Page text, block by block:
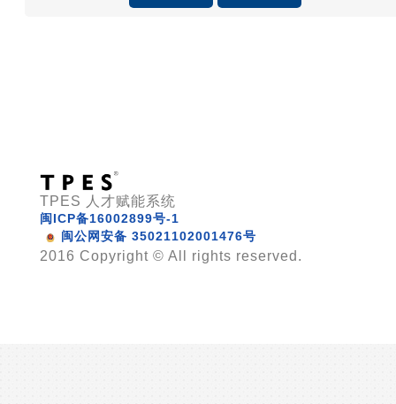
TPES 人才赋能系统
闽ICP备16002899号-1
闽公网安备 35021102001476号
2016 Copyright © All rights reserved.